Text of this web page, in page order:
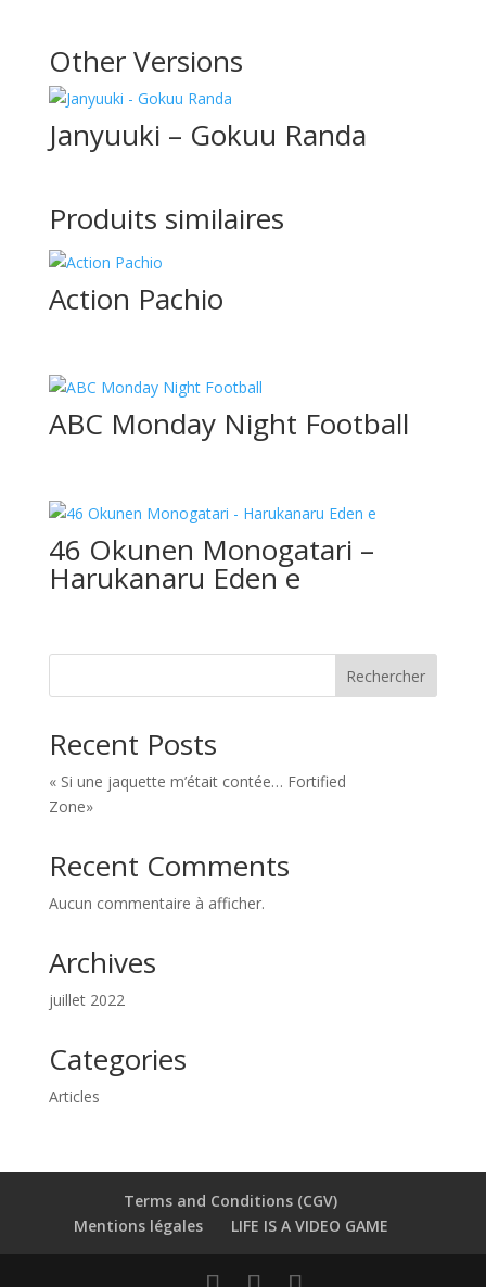
Other Versions
Janyuuki – Gokuu Randa
Produits similaires
Action Pachio
ABC Monday Night Football
46 Okunen Monogatari –
Harukanaru Eden e
Rechercher
Recent Posts
« Si une jaquette m’était contée… Fortified
Zone»
Recent Comments
Aucun commentaire à afficher.
Archives
juillet 2022
Categories
Articles
Terms and Conditions (CGV)
Mentions légales
LIFE IS A VIDEO GAME